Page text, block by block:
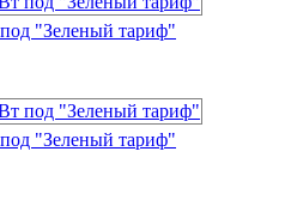
"Зеленый тариф"
"Зеленый тариф"